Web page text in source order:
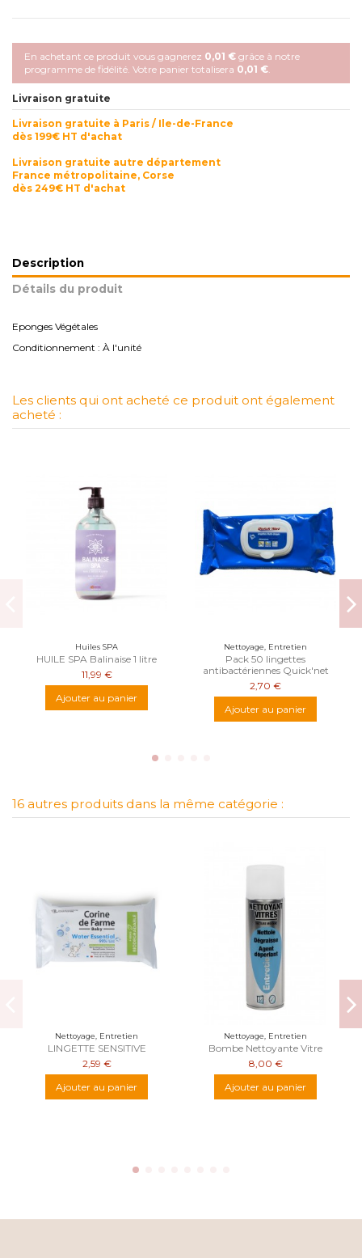
En achetant ce produit vous gagnerez 0,01 € grâce à notre
programme de fidélité. Votre panier totalisera 0,01 €
Livraison gratuite
Livraison gratuite à Paris / Ile-de-France
dès 199€ HT d'achat
Livraison gratuite autre département
France métropolitaine, Corse
dès 249€ HT d'achat
Description
Détails du produit
Eponges Végétales
Conditionnement : À l'unité
Les clients qui ont acheté ce produit ont également
acheté :
Huiles SPA
HUILE SPA Balinaise 1 litre
11,99 €
Ajouter au panier
Nettoyage, Entretien
Pack 50 lingettes
antibactériennes Quick'net
2,70 €
Ajouter au panier
16 autres produits dans la même catégorie :
Nettoyage, Entretien
LINGETTE SENSITIVE
2,59 €
Ajouter au panier
Nettoyage, Entretien
Bombe Nettoyante Vitre
8,00 €
Ajouter au panier